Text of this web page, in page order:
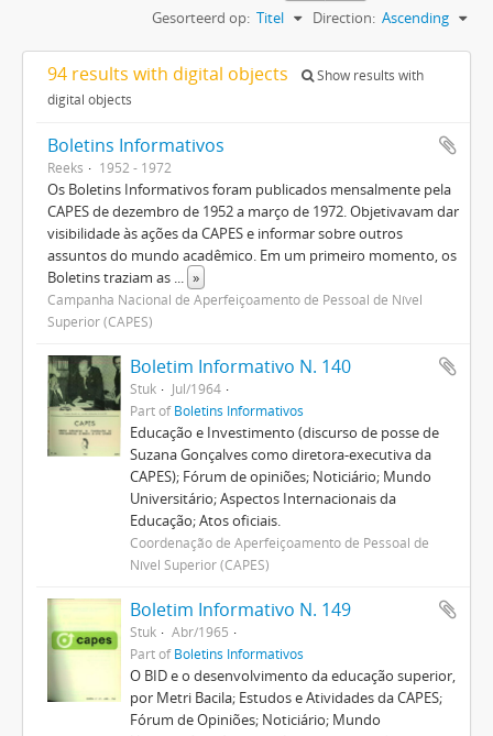
Gesorteerd op: Titel Direction: Ascending
94 results with digital objects
Show results with
digital objects
Boletins Informativos
Reeks 1952 - 1972
Os Boletins Informativos foram publicados mensalmente pela
CAPES de dezembro de 1952 a março de 1972. Objetivavam dar
visibilidade às ações da CAPES e informar sobre outros
assuntos do mundo acadêmico. Em um primeiro momento, os
Boletins traziam as ... »
Campanha Nacional de Aperfeiçoamento de Pessoal de Nível
Superior (CAPES)
Boletim Informativo N. 140
Stuk
Jul/1964
Part ofBoletins Informativos
Educação e Investimento (discurso de posse de
Suzana Gonçalves como diretora-executiva da
CAPES); Fórum de opiniões; Noticiário; Mundo
Universitário; Aspectos Internacionais da
Educação; Atos oficiais.
Coordenação de Aperfeiçoamento de Pessoal de
Nível Superior (CAPES)
Boletim Informativo N. 149
Stuk
Abr/1965
Part ofBoletins Informativos
O BID e o desenvolvimento da educação superior,
por Metri Bacila; Estudos e Atividades da CAPES;
Fórum de Opiniões; Noticiário; Mundo